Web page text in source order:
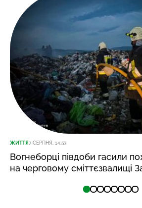
ЖИТТЯ7 СЕРПНЯ, 14:53
Вогнеборці півдоби гасили
на черговому сміттєзвалищі